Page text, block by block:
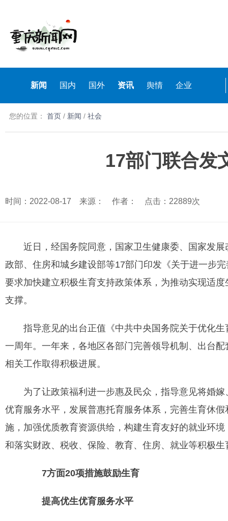
新闻 国内 国外 资讯 舆情 企业
您的位置： 首页 / 新闻 / 社会
17部门联合发
时间：2022-08-17 来源： 作者： 点击：22889次
近日，经国务院同意，国家卫生健康委、国家发展
政部、住房和城乡建设部等17部门印发《关于进一步
要求加快建立积极生育支持政策体系，为推动实现适
支撑。
指导意见的出台正值《中共中央国务院关于优化生
一周年。一年来，各地区各部门完善领导机制、出台
相关工作取得积极进展。
为了让政策福利进一步惠及民众，指导意见将婚嫁
优育服务水平，发展普惠托育服务体系，完善生育休
施，加强优质教育资源供给，构建生育友好的就业环
和落实财政、税收、保险、教育、住房、就业等积极
7方面20项措施鼓励生育
提高优生优育服务水平